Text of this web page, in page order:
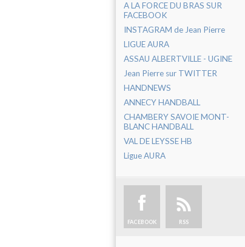
A LA FORCE DU BRAS SUR
FACEBOOK
INSTAGRAM de Jean Pierre
LIGUE AURA
ASSAU ALBERTVILLE - UGINE
Jean Pierre sur TWITTER
HANDNEWS
ANNECY HANDBALL
CHAMBERY SAVOIE MONT-
BLANC HANDBALL
VAL DE LEYSSE HB
Ligue AURA
FACEBOOK RSS